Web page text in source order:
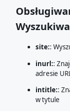
site::
inurl::
adresie
intitle::
w tytule